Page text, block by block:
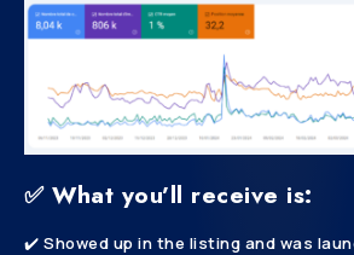
✅ What you’ll receive is:
✔️ Showed up in the listing and was